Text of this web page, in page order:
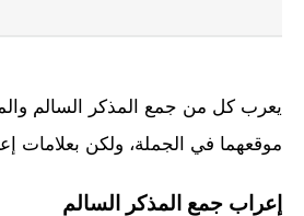
يعرب كل من جمع المذكر السالم
موقعهما في الجملة، ولكن بعلامات
إعراب جمع المذكر السالم